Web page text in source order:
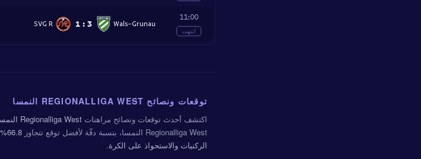
11:00
انتهت
Wals-Grunau
3
:
1
SVG R
توقعات ونصائح REGIONALLIGA WEST النمسا
اكتشف أحدث توقعات ونصائح مراهنات Regionalliga West النمسا
Regionalliga West النمسا، بنسبة دقّة لأفضل توقع تتجاوز
66.8%
الركنيات والاستحواذ على الكرة.